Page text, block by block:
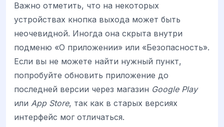
Важно отметить, что на некоторых
устройствах кнопка выхода может быть
неочевидной. Иногда она скрыта внутри
подменю «О приложении» или «Безопасность».
Если вы не можете найти нужный пункт,
попробуйте обновить приложение до
последней версии через магазин Google Play
или App Store, так как в старых версиях
интерфейс мог отличаться.